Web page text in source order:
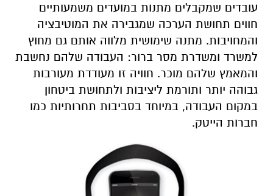
עובדים שמקבלים מתנות במועדים משמעותיים
חווים תחושת הערכה שמגבירה את המוטיבציה
והמחויבות. מתנה שימושית מלווה אותם גם מחוץ
למשרד ומשדרת מסר ברור: העבודה שלהם נחשבת
והמאמץ שלהם מוכר. חוויה זו מעודדת מעורבות
גבוהה יותר ותורמת ליציבות ולתחושת ביטחון
במקום העבודה, במיוחד בסביבות תחרותיות כמו
חברות הייטק.